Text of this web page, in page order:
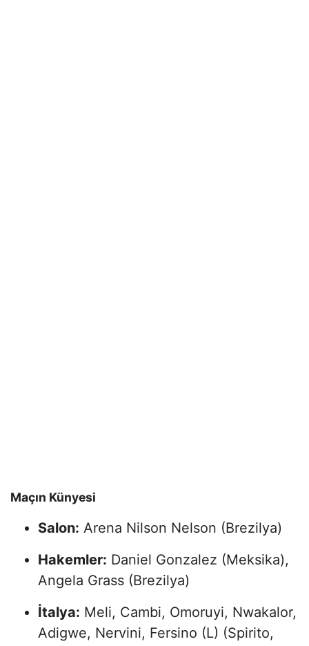
Maçın Künyesi
Salon: Arena Nilson Nelson (Brezilya)
Hakemler: Daniel Gonzalez (Meksika),
Angela Grass (Brezilya)
İtalya: Meli, Cambi, Omoruyi, Nwakalor,
Adigwe, Nervini, Fersino (L) (Spirito,